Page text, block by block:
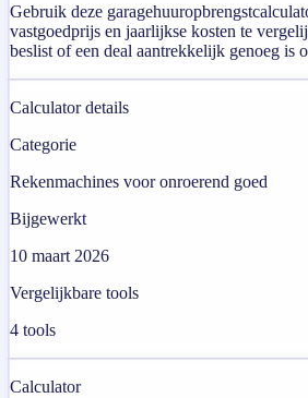
Gebruik deze
vastgoedprijs en jaarlijkse kosten te
beslist of een deal aantrekkelijk genoeg is
Calculator details
Categorie
Rekenmachines voor onroerend goed
Bijgewerkt
10 maart 2026
Vergelijkbare tools
4 tools
Calculator